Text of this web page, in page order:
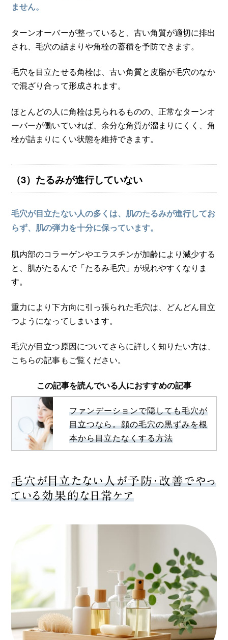
ません。
ターンオーバーが整っていると、古い角質が適切に排出
され、毛穴の詰まりや角栓の蓄積を予防できます。
毛穴を目立たせる角栓は、古い角質と皮脂が毛穴のなか
で混ざり合って形成されます。
ほとんどの人に角栓は見られるものの、正常なターンオ
ーバーが働いていれば、余分な角質が溜まりにくく、角
栓が詰まりにくい状態を維持できます。
（3）たるみが進行していない
毛穴が目立たない人の多くは、肌のたるみが進行してお
らず、肌の弾力を十分に保っています。
肌内部のコラーゲンやエラスチンが加齢により減少する
と、肌がたるんで「たるみ毛穴」が現れやすくなりま
す。
重力により下方向に引っ張られた毛穴は、どんどん目立
つようになってしまいます。
毛穴が目立つ原因についてさらに詳しく知りたい方は、
こちらの記事もご覧ください。
この記事を読んでいる人におすすめの記事
ファンデーションで隠しても毛穴が
目立つなら。顔の毛穴の黒ずみを根
本から目立たなくする方法
毛穴が目立たない人が予防・改善でやっ
ている効果的な日常ケア